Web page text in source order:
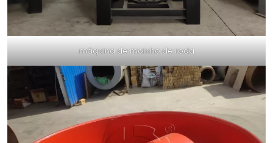
máquina de moinho de roda